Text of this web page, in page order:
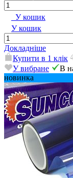
У кошик
У кошик
Докладніше
Купити в 1 клік
У вибране
В
новинка